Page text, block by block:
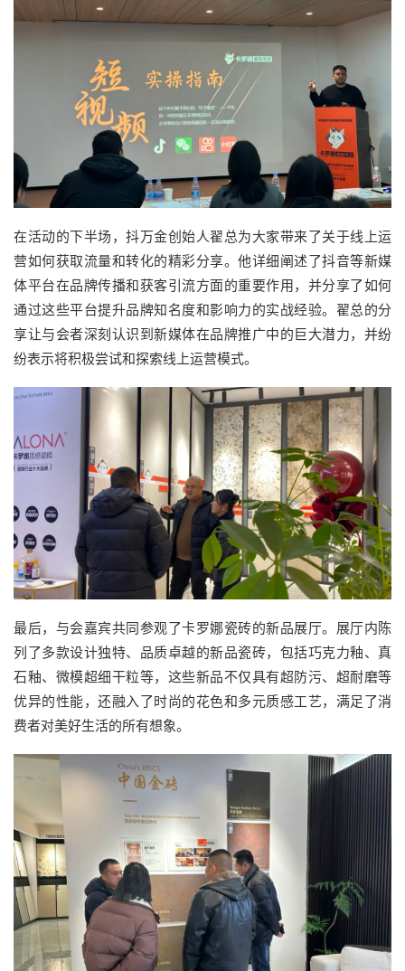
在活动的下半场，抖万金创始人翟总为大家带来了关于线上运
营如何获取流量和转化的精彩分享。他详细阐述了抖音等新媒
体平台在品牌传播和获客引流方面的重要作用，并分享了如何
通过这些平台提升品牌知名度和影响力的实战经验。翟总的分
享让与会者深刻认识到新媒体在品牌推广中的巨大潜力，并纷
纷表示将积极尝试和探索线上运营模式。
最后，与会嘉宾共同参观了卡罗娜瓷砖的新品展厅。展厅内陈
列了多款设计独特、品质卓越的新品瓷砖，包括巧克力釉、真
石釉、微模超细干粒等，这些新品不仅具有超防污、超耐磨等
优异的性能，还融入了时尚的花色和多元质感工艺，满足了消
费者对美好生活的所有想象。